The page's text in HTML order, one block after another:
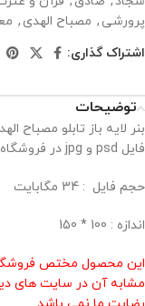
پرورشی , مصباح الهدی ,
اشتراک گذاری:
توضیحات
بنر لایه باز تابلو مصباح
فایل psd و jpg در فروشگاه معاون پرورشی طراحی گردید .
حجم فايل : 34 مگابايت
اندازه : 100 * 150
این محصول مختص
مشابه آن در سایت های